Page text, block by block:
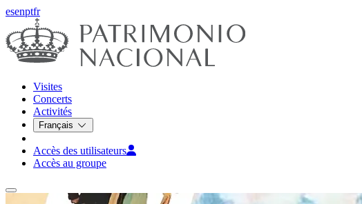
esenptfr
Visites
Concerts
Activités
Français
Accès des utilisateurs
Accès au groupe